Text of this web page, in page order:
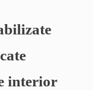
interior